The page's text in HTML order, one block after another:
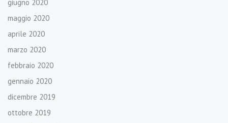
giugno 2020
maggio 2020
aprile 2020
marzo 2020
febbraio 2020
gennaio 2020
dicembre 2019
ottobre 2019